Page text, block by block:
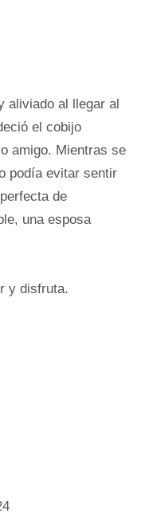
aliviado al llegar al
el cobijo
amigo. Mientras se
podía evitar sentir
de
una esposa
y disfruta.